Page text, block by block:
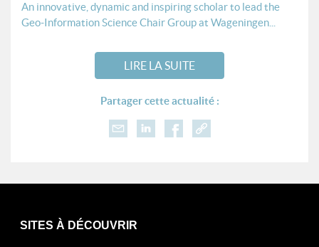
An innovative, dynamic and inspiring scholar to lead the
Geo-Information Science Chair Group at Wageningen...
LIRE LA SUITE
Partager cette actualité :
SITES À DÉCOUVRIR